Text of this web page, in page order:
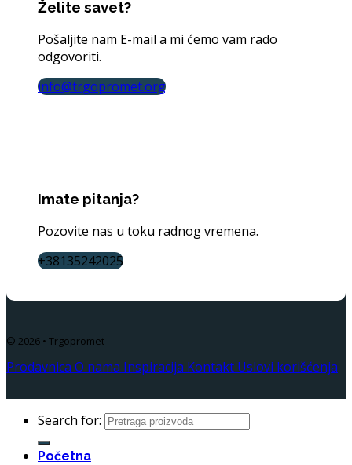
Želite savet?
Pošaljite nam E-mail a mi ćemo vam rado
odgovoriti.
info@trgopromet.org
Imate pitanja?
Pozovite nas u toku radnog vremena.
+38135242025
© 2026 • Trgopromet
Prodavnica O nama Inspiracija Kontakt Uslovi korišćenja
Search for:
Početna